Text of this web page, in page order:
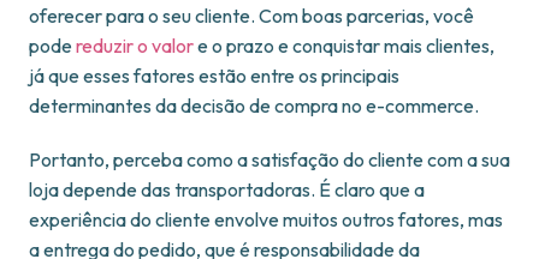
oferecer para o seu cliente. Com boas parcerias, você
podereduzir o valore o prazo e conquistar mais clientes,
já que esses fatores estão entre os principais
determinantes da decisão de compra no e-commerce.
Portanto, perceba como a satisfação do cliente com a sua
loja depende das transportadoras. É claro que a
experiência do cliente envolve muitos outros fatores, mas
a entrega do pedido, que é responsabilidade da